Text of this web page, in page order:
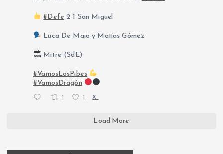
#Defe 2-1 San Miguel
Luca De Maio y Matías Gómez
Mitre (SdE)
#VamosLosPibes
#VamosDragón
X
Load More